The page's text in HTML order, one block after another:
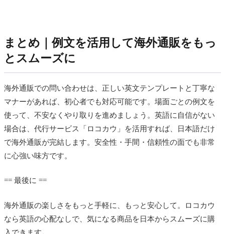
まとめ｜例文を活用して海外通販をもっ
とスムーズに
海外通販での問い合わせは、正しい英文テンプレートと丁寧な
マナーがあれば、初心者でも対応可能です。場面ごとの例文を
使って、不安なくやり取りを進めましょう。英語に自信がない
場合は、代行サービス「ロコカウ」を活用すれば、日本語だけ
で海外通販が完結します。安全性・手間・信頼性の面でも非常
に心強い味方です。
== 最後に ==
海外通販の楽しさをもっと手軽に、もっと安心して。ロコカウ
なら英語の心配なしで、気になる商品を日本からスムーズに購
入できます。